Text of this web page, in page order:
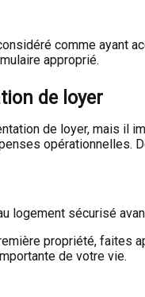
comme ayant
approprié.
de loyer
de loyer, mais
opérationnelles.
logement sécurisé
propriété, faites
de votre vie.